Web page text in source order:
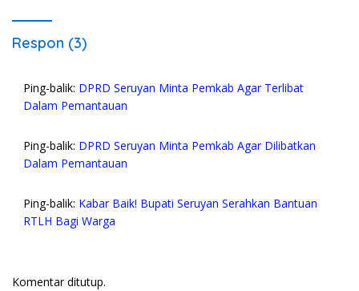
Respon (3)
Ping-balik: DPRD Seruyan Minta Pemkab Agar Terlibat
Dalam Pemantauan
Ping-balik: DPRD Seruyan Minta Pemkab Agar Dilibatkan
Dalam Pemantauan
Ping-balik: Kabar Baik! Bupati Seruyan Serahkan Bantuan
RTLH Bagi Warga
Komentar ditutup.